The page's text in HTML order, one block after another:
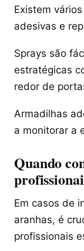
Existem
adesivas e
Sprays são
estratégicas
redor de
Armadilhas
a monitorar a
Quando
Em casos de
aranhas, é
profissionais